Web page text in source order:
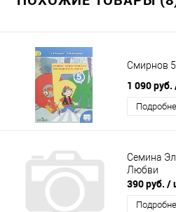
Смирнов
1 090 руб.
Семина
Любви
390 руб. /